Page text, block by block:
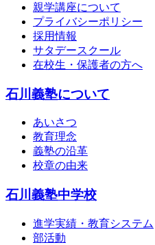
親学講座について
プライバシーポリシー
採用情報
サタデースクール
在校生・保護者の方へ
石川義塾について
あいさつ
教育理念
義塾の沿革
校章の由来
石川義塾中学校
進学実績・教育システム
部活動